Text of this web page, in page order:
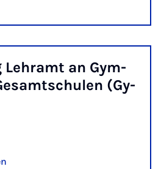
Lehr­amt an Gym­
(Gy­